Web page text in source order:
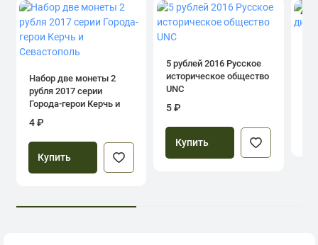
Набор две монеты 2
рубля 2017 серии
Города-герои Керчь и
4 ₽
Купить
5 рублей 2016 Русское
историческое общество
UNC
5 ₽
Купить
4.0